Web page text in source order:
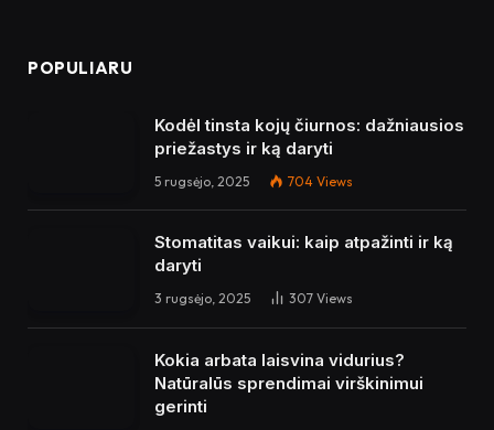
POPULIARU
Kodėl tinsta kojų čiurnos: dažniausios
priežastys ir ką daryti
5 rugsėjo, 2025 704 Views
Stomatitas vaikui: kaip atpažinti ir ką
daryti
3 rugsėjo, 2025 307 Views
Kokia arbata laisvina vidurius?
Natūralūs sprendimai virškinimui
gerinti